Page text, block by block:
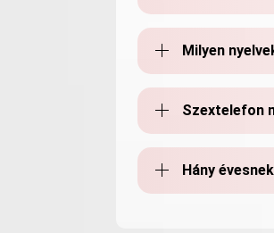
Milyen
Szextelefon
Hány